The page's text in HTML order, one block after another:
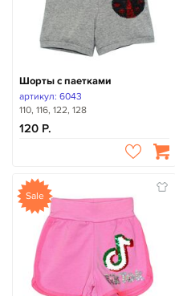
Шорты с паетками
артикул: 6043
110, 116, 122, 128
120
Sale